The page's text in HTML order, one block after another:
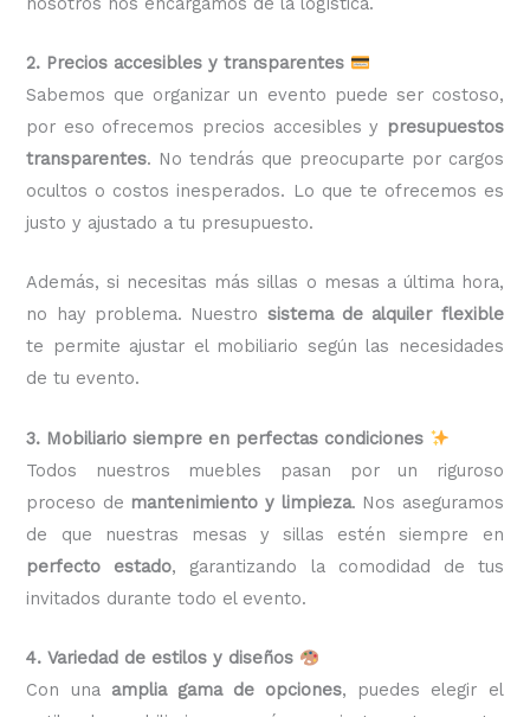
2. Precios accesibles y transparentes
Sabemos que organizar un evento puede ser costoso,
por eso ofrecemos precios accesibles y presupuestos
transparentes. No tendrás que preocuparte por cargos
ocultos o costos inesperados. Lo que te ofrecemos es
justo y ajustado a tu presupuesto.
Además, si necesitas más sillas o mesas a última hora,
no hay problema. Nuestro sistema de alquiler flexible
te permite ajustar el mobiliario según las necesidades
de tu evento.
3. Mobiliario siempre en perfectas condiciones
Todos nuestros muebles pasan por un riguroso
proceso de mantenimiento y limpieza. Nos aseguramos
de que nuestras mesas y sillas estén siempre en
perfecto estado, garantizando la comodidad de tus
invitados durante todo el evento.
4. Variedad de estilos y diseños
Con una amplia gama de opciones, puedes elegir el